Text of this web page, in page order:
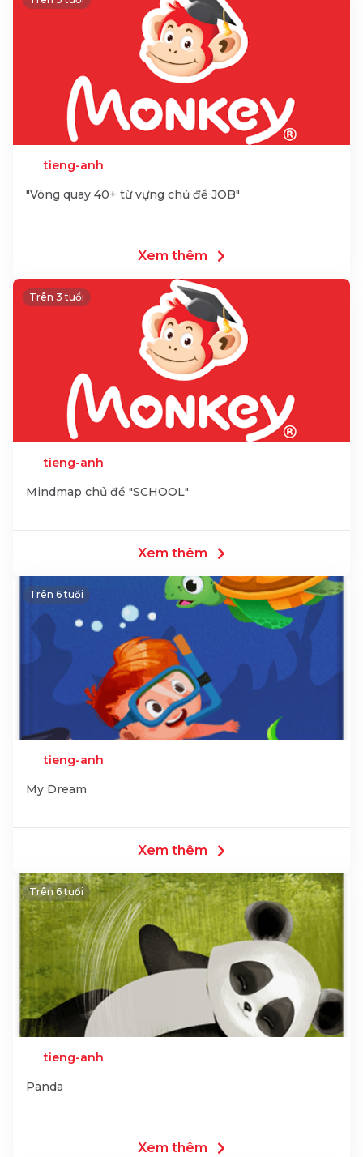
tieng-anh
"Vòng quay 40+ từ vựng chủ đề JOB"
Xem thêm
Trên 3 tuổi
tieng-anh
Mindmap chủ đề "SCHOOL"
Xem thêm
Trên 6 tuổi
tieng-anh
My Dream
Xem thêm
Trên 6 tuổi
tieng-anh
Panda
Xem thêm